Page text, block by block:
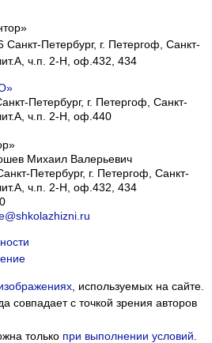
Петербург, г. Петергоф, Санкт-
ч.п. 2-Н, оф.432, 434
Петербург, г. Петергоф, Санкт-
ч.п. 2-Н, оф.440
Михаил Валерьевич
Петербург, г. Петергоф Санкт-
ч.п. 2-Н, оф.432, 434
, используемых на сайте.
совпадает с точкой зрения авторов
только при выполнении условий